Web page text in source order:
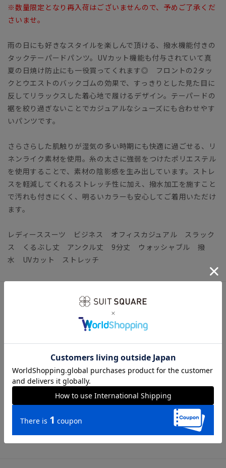
※数量限定となり再入荷はございませんので、予めご了承くだ
さいませ。
雨の日にも好きなスタイルを楽しんで頂ける、撥水機能付きの
タックテーパードパンツ。UVカット機能も付与されていて真
夏の日焼け防止にも一役買ってくれます◎ フロントの2タッ
クとウエストのバックゴムの効果で、すっきりとした見た目に
反してリラックスした着心地で履けるデザイン。テーパードの
裾を絞り過ぎないことでカジュアルなシューズにも合わせやす
いパンツです。
さらさらした肌触りが湿気の多い時期にも快適に過ごせる、リ
ネンライク素材を使用。糸の太さに強弱をつけたポリエステル
を使用することで、素材の陰影感を生み出しています。ストレ
スを軽減してくれるストレッチ性に加え、撥水加工を施すこと
で汚れも付きにくく、明るいカラーも安心してご着用いただけ
ます。
レディーススーツ ビジネス オフィスカジュアル スラック
ス くるぶし丈 アンクル丈 9分丈 ウォッシャブル 撥
水 UVカット ストレッチ
＊セット着用可（ジャケット、ブラウスは別売りとなりま
【仕様】ツータック／テーパード／ウエスト：バックゴム／裾
まで裏地
【裾】シングル仕上げ（裾上げは受付対象外となります。）
【洗濯表示】ドライクリーニング・家庭洗濯可《洗濯機可（ネ
ット使用・弱水流）》
ウォッシャブル商品のお取扱いについて